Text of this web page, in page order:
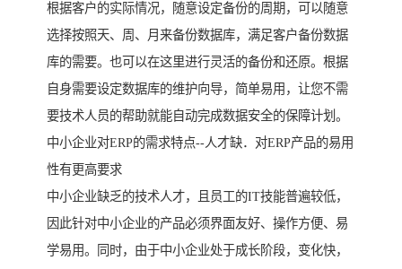
根据客户的实际情况，随意设定备份的周期，可以随意
选择按照天、周、月来备份数据库，满足客户备份数据
库的需要。也可以在这里进行灵活的备份和还原。根据
自身需要设定数据库的维护向导，简单易用，让您不需
要技术人员的帮助就能自动完成数据安全的保障计划。
中小企业对ERP的需求特点--人才缺．对ERP产品的易用
性有更高要求
中小企业缺乏的技术人才，且员工的IT技能普遍较低，
因此针对中小企业的产品必须界面友好、操作方便、易
学易用。同时，由于中小企业处于成长阶段，变化快，